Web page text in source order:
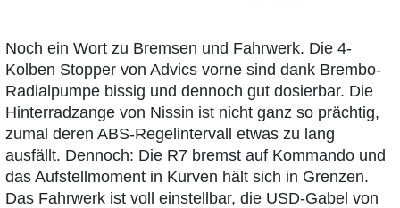
Noch ein Wort zu Bremsen und Fahrwerk. Die 4-
Kolben Stopper von Advics vorne sind dank Brembo-
Radialpumpe bissig und dennoch gut dosierbar. Die
Hinterradzange von Nissin ist nicht ganz so prächtig,
zumal deren ABS-Regelintervall etwas zu lang
ausfällt. Dennoch: Die R7 bremst auf Kommando und
das Aufstellmoment in Kurven hält sich in Grenzen.
Das Fahrwerk ist voll einstellbar, die USD-Gabel von